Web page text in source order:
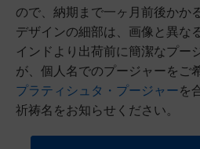
ので、納期まで一ヶ月前後かか
デザインの細部は、画像と異な
インドより出荷前に簡潔なプー
が、個人名でのプージャーをご
プラティシュタ・プージャーを
祈祷名をお知らせください。